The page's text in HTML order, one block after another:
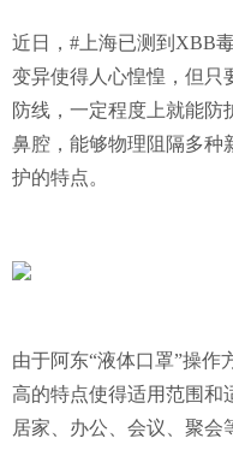
近日，#上海已测到XBB
变异使得人心惶惶，但只
防线，一定程度上就能防
鼻腔，能够物理阻隔多种
护的特点。
由于阿东“液体口罩”操作
高的特点使得适用范围和
居家、办公、会议、聚会